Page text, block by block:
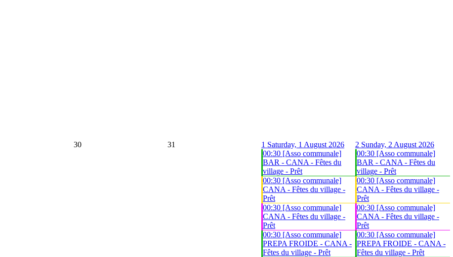
30 31 1 Saturday, 1 August 2026
00:30 [Asso communale]
BAR - CANA - Fêtes du
village - Prêt
00:30 [Asso communale]
CANA - Fêtes du village -
Prêt
00:30 [Asso communale]
CANA - Fêtes du village -
Prêt
00:30 [Asso communale]
PREPA FROIDE - CANA -
Fêtes du village - Prêt
2 Sunday, 2 August 2026
00:30 [Asso communale]
BAR - CANA - Fêtes du
village - Prêt
00:30 [Asso communale]
CANA - Fêtes du village -
Prêt
00:30 [Asso communale]
CANA - Fêtes du village -
Prêt
00:30 [Asso communale]
PREPA FROIDE - CANA -
Fêtes du village - Prêt